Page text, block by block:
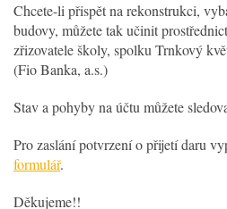
Chcete-li přispět na rekonstrukci,
budovy, můžete tak učinit
zřizovatele školy, spolku Trnkový
(Fio Banka, a.s.)
Stav a pohyby na účtu můžete
Pro zaslání potvrzení o přijetí daru
formulář.
Děkujeme!!